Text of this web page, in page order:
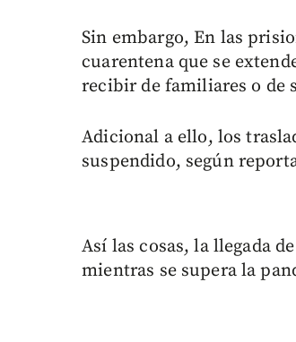
Sin embargo, En las
cuarentena que se
recibir de familiares o de
Adicional a ello, los
suspendido, según
Así las cosas, la llegada
mientras se supera la